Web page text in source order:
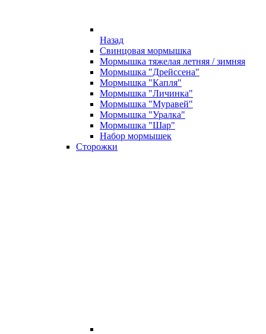
Назад
Свинцовая мормышка
Мормышка тяжелая летняя / зимняя
Мормышка "Дрейссена"
Мормышка "Капля"
Мормышка "Личинка"
Мормышка "Муравей"
Мормышка "Уралка"
Мормышка "Шар"
Набор мормышек
Сторожки